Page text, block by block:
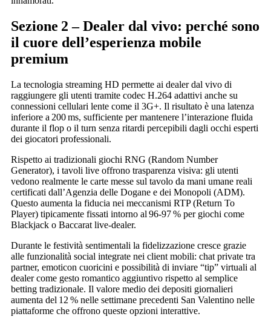
Sezione 2 – Dealer dal vivo: perché sono
il cuore dell’esperienza mobile
premium
La tecnologia streaming HD permette ai dealer dal vivo di
raggiungere gli utenti tramite codec H.264 adattivi anche su
connessioni cellulari lente come il 3G+. Il risultato è una latenza
inferiore a 200 ms, sufficiente per mantenere l’interazione fluida
durante il flop o il turn senza ritardi percepibili dagli occhi esperti
dei giocatori professionali.
Rispetto ai tradizionali giochi RNG (Random Number
Generator), i tavoli live offrono trasparenza visiva: gli utenti
vedono realmente le carte messe sul tavolo da mani umane reali
certificati dall’Agenzia delle Dogane e dei Monopoli (ADM).
Questo aumenta la fiducia nei meccanismi RTP (Return To
Player) tipicamente fissati intorno al 96‑97 % per giochi come
Blackjack o Baccarat live‑dealer.
Durante le festività sentimentali la fidelizzazione cresce grazie
alle funzionalità social integrate nei client mobili: chat private tra
partner, emoticon cuoricini e possibilità di inviare “tip” virtuali al
dealer come gesto romantico aggiuntivo rispetto al semplice
betting tradizionale. Il valore medio dei depositi giornalieri
aumenta del 12 % nelle settimane precedenti San Valentino nelle
piattaforme che offrono queste opzioni interattive.